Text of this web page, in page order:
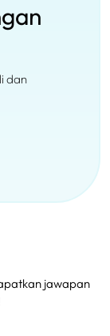
dan
jawapan